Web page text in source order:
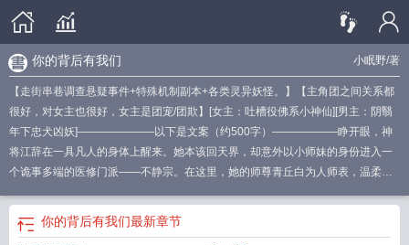
小眠野/著
你的背后有我们
【走街串巷调查悬疑事件+特殊机制副本+各类灵异妖怪。】【主角团之间关系都
很好，对女主也很好，女主是团宠/团欺】[女主：吐槽役佛系小神仙][男主：阴翳
年下忠犬凶妖]———————以下是文案（约500字）——————睁开眼，神
将江辞在一具凡人的身体上醒来。她本该回天界，却意外以小师妹的身份进入一
个诡事多端的医修门派——不静宗。在这里，她的师尊青丘白为人师表，温柔和
你其实，是妖怪吧？”青丘白不置可否：你也是。江辞不以为意：我怎么可能......
等等！？她看着手上缓缓浮现的咒力，这种力量来自于三百年前一只与她同归于
你的背后有我们最新章节